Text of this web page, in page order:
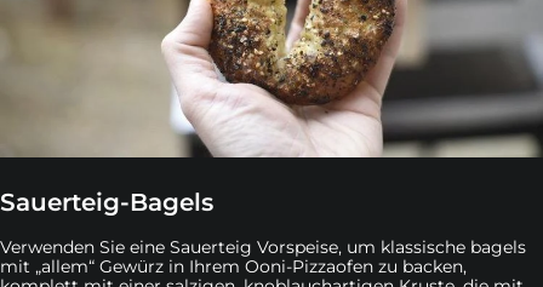
Sauerteig-Bagels
Verwenden Sie eine Sauerteig Vorspeise, um klassische bagels
mit „allem“ Gewürz in Ihrem Ooni-Pizzaofen zu backen,